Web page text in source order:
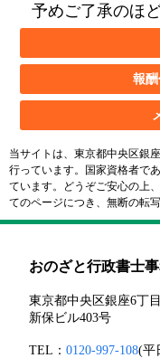
予めご了承のほ
報
当サイトは、東京都中央区銀
行っています。国家資格者で
ています。どうぞご安心の上
てのページにつき、無断の転
おのざと行政書士
東京都中央区銀座6丁
新保ビル403号
TEL： 0120-997-108(平